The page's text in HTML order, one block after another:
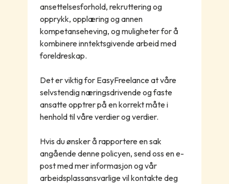
ansettelsesforhold, rekruttering og
opprykk, opplæring og annen
kompetanseheving, og muligheter for å
kombinere inntektsgivende arbeid med
foreldreskap.
Det er viktig for EasyFreelance at våre
selvstendig næringsdrivende og faste
ansatte opptrer på en korrekt måte i
henhold til våre verdier og verdier.
Hvis du ønsker å rapportere en sak
angående denne policyen, send oss ​​en e-
post med mer informasjon og vår
arbeidsplassansvarlige vil kontakte deg